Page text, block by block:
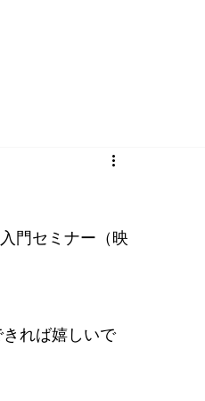
門セミナー（映
きれば嬉しいで